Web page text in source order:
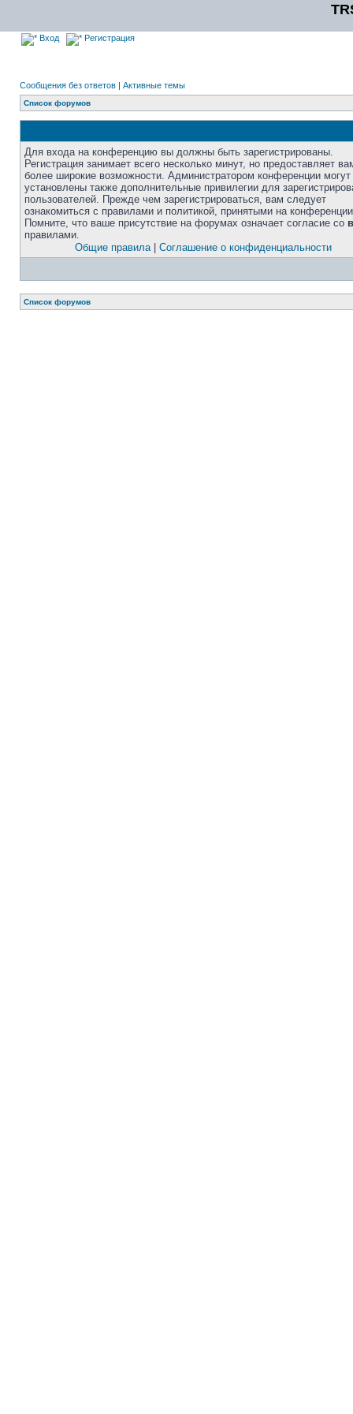
Вход Регистрация
Сообщения без ответов | Активные темы
Список форумов
Для входа на конференцию вы должны быть зарегистрированы.
Регистрация занимает всего несколько минут, но предоставляет
более широкие возможности. Администратором конференции
установлены также дополнительные привилегии для
пользователей. Прежде чем зарегистрироваться, вам следует
ознакомиться с правилами и политикой, принятыми на
Помните, что ваше присутствие на форумах означает согласие со
правилами.
Общие правила| Соглашение о конфиденциальности
Список форумов